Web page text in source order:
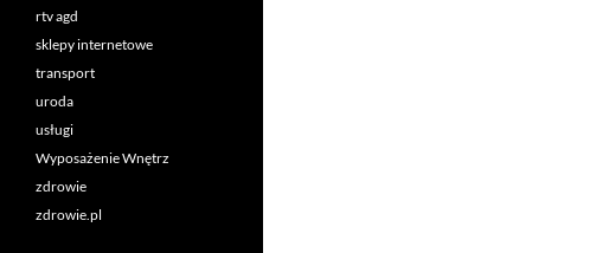
rtv agd
sklepy internetowe
transport
uroda
usługi
Wyposażenie Wnętrz
zdrowie
zdrowie.pl